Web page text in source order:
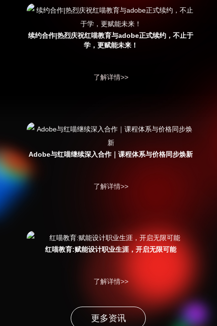
续约合作|热烈庆祝红喵教育与adobe正式续约，不止于
学，更赋能未来！
了解详情>>
Adobe与红喵继续深入合作｜课程体系与价格同步焕新
了解详情>>
红喵教育:赋能设计职业生涯，开启无限可能
了解详情>>
更多资讯